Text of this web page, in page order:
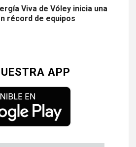
Viva de Vóley inicia una
récord de equipos
APP